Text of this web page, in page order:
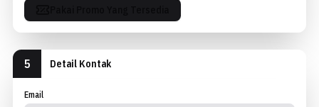
5 Detail Kontak
Email